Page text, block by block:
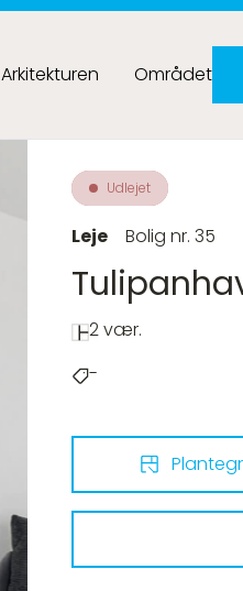
Arkitekturen Området
Udlejet
Leje Bolig nr. 35
2 vær.
-